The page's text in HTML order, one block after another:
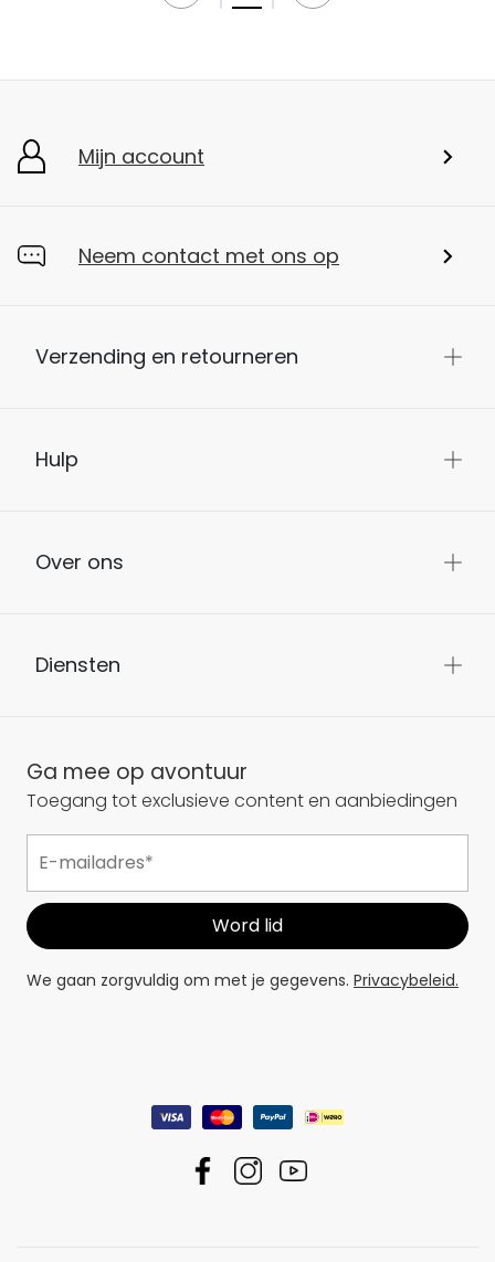
Mijn account
Neem contact met ons op
Verzending en retourneren
Hulp
Over ons
Diensten
Ga mee op avontuur
Toegang tot exclusieve content en aanbiedingen
We gaan zorgvuldig om met je gegevens. Privacybeleid.